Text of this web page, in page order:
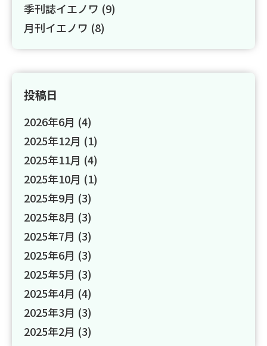
季刊誌イエノワ (9)
月刊イエノワ (8)
投稿日
2026年6月 (4)
2025年12月 (1)
2025年11月 (4)
2025年10月 (1)
2025年9月 (3)
2025年8月 (3)
2025年7月 (3)
2025年6月 (3)
2025年5月 (3)
2025年4月 (4)
2025年3月 (3)
2025年2月 (3)